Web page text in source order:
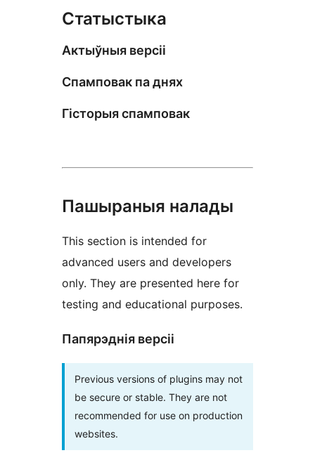
Статыстыка
Актыўныя версіі
Спамповак па днях
Гісторыя спамповак
Пашыраныя налады
This section is intended for
advanced users and developers
only. They are presented here for
testing and educational purposes.
Папярэднія версіі
Previous versions of plugins may not
be secure or stable. They are not
recommended for use on production
websites.